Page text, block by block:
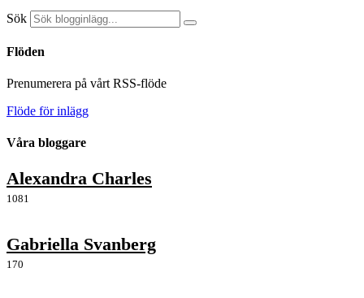
Sök
Flöden
Prenumerera på vårt RSS-flöde
Flöde för inlägg
Våra bloggare
Alexandra Charles
1081
Gabriella Svanberg
170